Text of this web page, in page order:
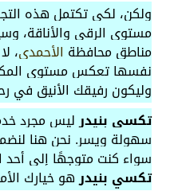
ولكن، لكي تكتمل هذه
مستوى الرقي والأناقة،
مناطق محافظة الأحمدي،
نفسها تعكس مستوى
وليكون رفيقك الأنيق في
تكسي بنيدرليس مجرد
سهولة ويسر. نحن هنا
سواء كنت متوجهًا إلى أحد
تكسي بنيدرهو خيارك